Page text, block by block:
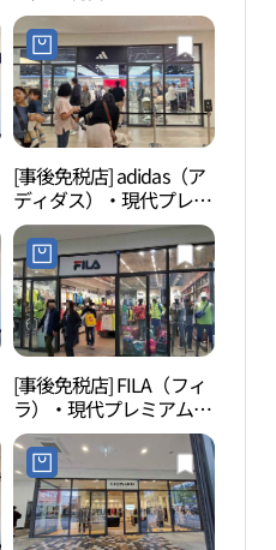
ウトレットキンポ（金
浦）店(라인 현대프리미
엄아울렛 김포점)
[事後免税店] adidas（ア
ディダス）・現代プレミ
アムアウトレットキンポ
（金浦）店(아디다스 현
대프리미엄아울렛 김포
점)
[事後免税店] FILA（フィ
ラ）・現代プレミアムア
ウトレットキンポ（金
浦）店(휠라 현대프리미
엄아울렛 김포점)